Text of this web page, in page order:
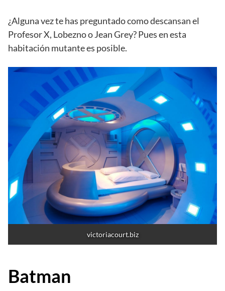
¿Alguna vez te has preguntado como descansan el
Profesor X, Lobezno o Jean Grey? Pues en esta
habitación mutante es posible.
victoriacourt.biz
Batman